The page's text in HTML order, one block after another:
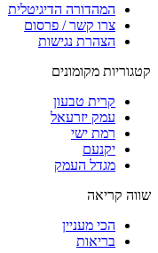
המהדורה הדיגיטלית
צרו קשר / פרסום
הצהרת נגישות
קטגוריות מקומונים
קרית טבעון
עמק יזרעאל
רמת ישי
יקנעם
מגדל העמק
שווה קריאה
הכי מעניין
בריאות